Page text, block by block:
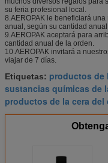
su feria profesional local.
8.AEROPAK le beneficiará
anual, según su cantidad
9.AEROPAK aceptará para
cantidad anual de la orden.
10.AEROPAK invitará a
viajar de 7 días.
Etiquetas: productos de
sustancias químicas de
productos de la cera del